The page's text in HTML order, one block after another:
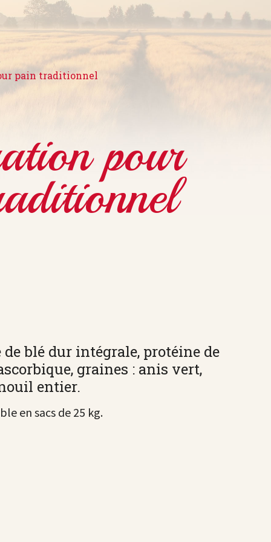
pain traditionnel
pour
blé dur intégrale, protéine de
graines : anis vert,
entier.
en sacs de 25 kg.